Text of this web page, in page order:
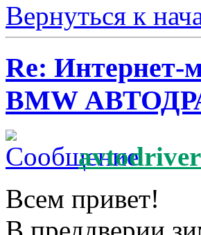
Вернуться к
Re: Интернет-
BMW
avtodriver
Всем привет!